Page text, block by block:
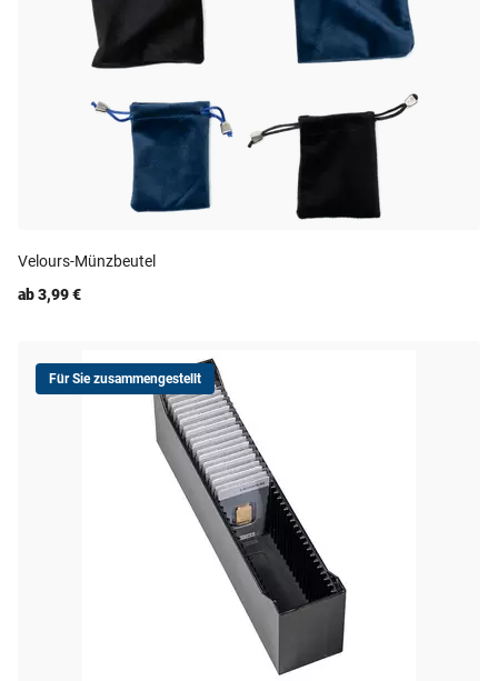
Velours-Münzbeutel
ab 3,99 €
Für Sie zusammengestellt